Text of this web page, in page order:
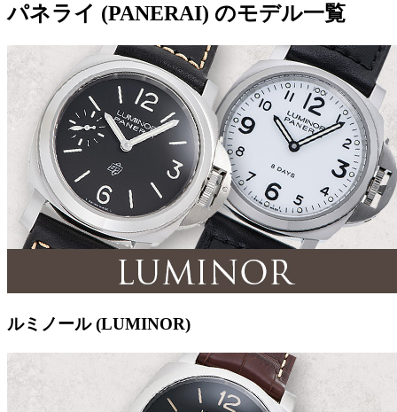
パネライ (PANERAI) のモデル一覧
ルミノール (LUMINOR)